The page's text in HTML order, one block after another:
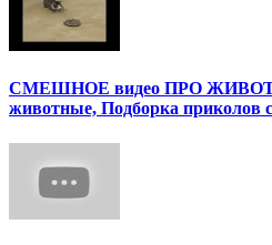
СМЕШНОЕ видео ПРО
животные, Подборка приколов